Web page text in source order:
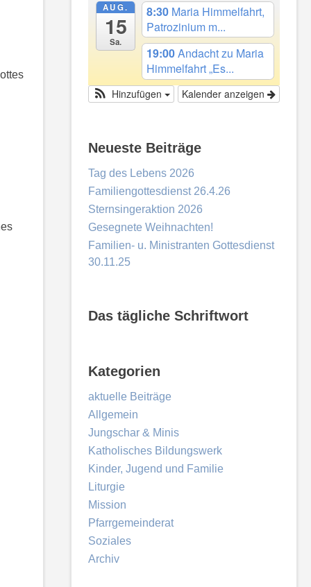
AUG.
15
Sa.
8:30 Maria Himmelfahrt,
Patrozinium m...
19:00Andacht zu Maria
Himmelfahrt „Es...
Kalender anzeigen
Hinzufügen
Neueste Beiträge
Tag des Lebens 2026
Familiengottesdienst 26.4.26
Sternsingeraktion 2026
Gesegnete Weihnachten!
Familien- u. Ministranten Gottesdienst
30.11.25
Das tägliche Schriftwort
Kategorien
aktuelle Beiträge
Allgemein
Jungschar & Minis
Katholisches Bildungswerk
Kinder, Jugend und Familie
Liturgie
Mission
Pfarrgemeinderat
Soziales
Archiv